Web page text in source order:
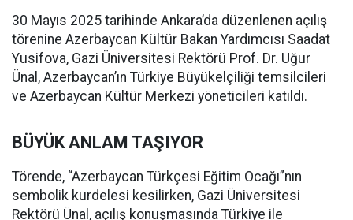
30 Mayıs 2025 tarihinde Ankara’da düzenlenen açılış
törenine Azerbaycan Kültür Bakan Yardımcısı Saadat
Yusifova, Gazi Üniversitesi Rektörü Prof. Dr. Uğur
Ünal, Azerbaycan’ın Türkiye Büyükelçiliği temsilcileri
ve Azerbaycan Kültür Merkezi yöneticileri katıldı.
BÜYÜK ANLAM TAŞIYOR
Törende, “Azerbaycan Türkçesi Eğitim Ocağı”nın
sembolik kurdelesi kesilirken, Gazi Üniversitesi
Rektörü Ünal, açılış konuşmasında Türkiye ile